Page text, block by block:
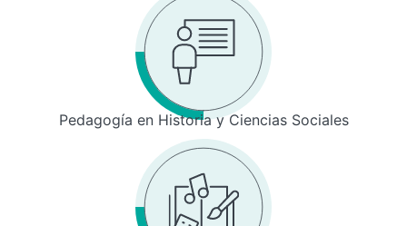
Pedagogía en Historia y Ciencias Sociales